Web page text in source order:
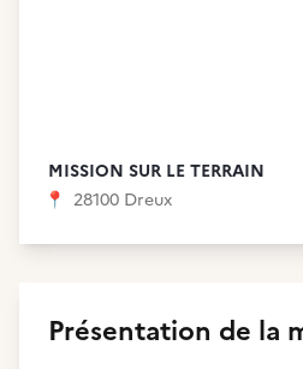
MISSION SUR LE TERRAIN
📍 28100 Dreux
Présentation de la